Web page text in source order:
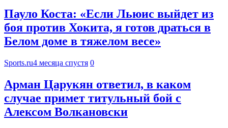
Пауло Коста: «Если Льюис выйдет из
боя против Хокита, я готов драться в
Белом доме в тяжелом весе»
Sports.ru4 месяца спустя 0
Арман Царукян ответил, в каком
случае примет титульный бой с
Алексом Волкановски